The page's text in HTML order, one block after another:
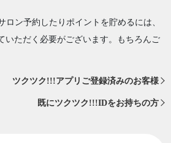
ン予約したりポイントを貯めるには、
いただく必要がございます。もちろんご
ツクツク!!!アプリご登録済みのお客様
既にツクツク!!!IDをお持ちの方